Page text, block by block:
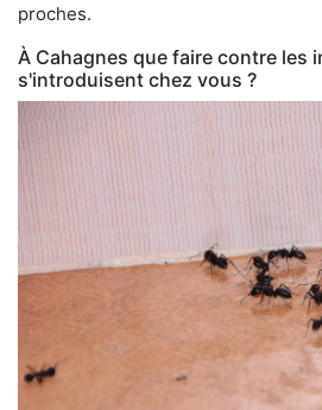
proches.
À Cahagnes que faire contre les
s'introduisent chez vous ?